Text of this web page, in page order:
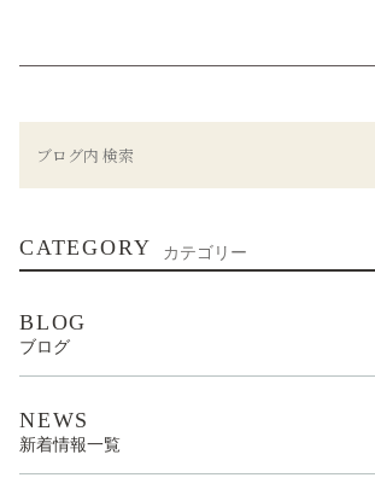
CATEGORY カテゴリー
BLOG
ブログ
NEWS
新着情報一覧